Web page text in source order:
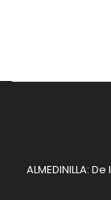
ALMEDINILLA: